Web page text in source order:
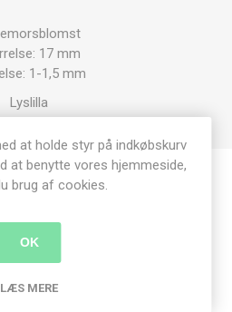
17 mm
1-1,5 mm
Lyslilla
(41)
at holde styr på indkøbskurv
at benytte vores hjemmeside,
brug af cookies.
OK
LÆS MERE